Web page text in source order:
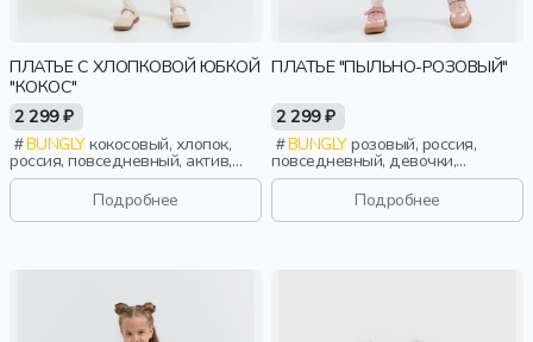
ПЛАТЬЕ С ХЛОПКОВОЙ ЮБКОЙ
"КОКОС"
2 299 ₽
BUNGLYкокосовый, хлопок,
россия, повседневный, актив,
девочки, малыши, дошкольники,
Подробнее
ПЛАТЬЕ "ПЫЛЬНО-РОЗОВЫЙ"
2 299 ₽
BUNGLYрозовый, россия,
повседневный, девочки,
малыши, дошкольники, дети
Подробнее